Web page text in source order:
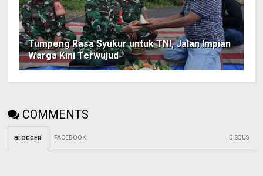
Tumpeng Rasa Syukur untuk TNI, Jalan Impian
Warga Kini Terwujud
COMMENTS
BLOGGER FACEBOOK: DISQUS